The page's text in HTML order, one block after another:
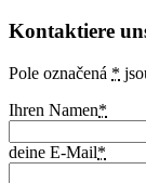
Kontaktiere
Pole označená *
Ihren Namen*
deine E-Mail*